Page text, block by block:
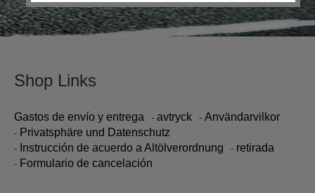
Shop Links
Gastos de envío y entrega avtryck
Användarvilkor
Privatsphäre und Datenschutz
Instrucción de acuerdo a Altölverordnung
retirada
Formulario de cancelación